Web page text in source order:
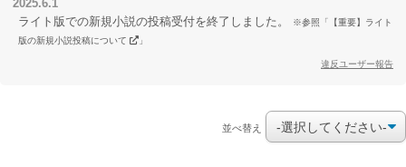
2025.6.1
ライト版での新規小説の投稿受付を終了しました。
※参照
「【重要】ライト
版の新規小説投稿について
」
違反ユーザー報告
並べ替え